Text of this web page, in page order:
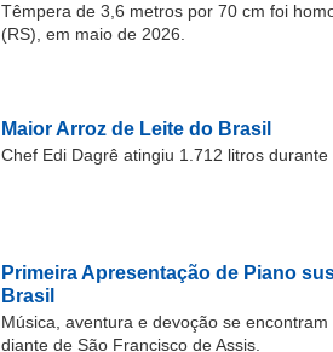
Têmpera de 3,6 metros por 70 cm foi
(RS), em maio de 2026.
Maior Arroz de Leite do Brasil
Chef Edi Dagrê atingiu 1.712 litros
Primeira Apresentação de Piano
Brasil
Música, aventura e devoção se
diante de São Francisco de Assis.